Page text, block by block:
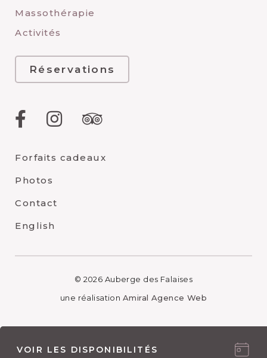
VOIR LES DISPONIBILITÉS
Massothérapie
Activités
Réservations
FacebookInstagramTripAdvisor
Forfaits cadeaux
Photos
Contact
English
© 2026 Auberge des Falaises
une réalisation Amiral Agence Web